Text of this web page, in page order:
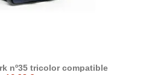
nº35 tricolor compatible